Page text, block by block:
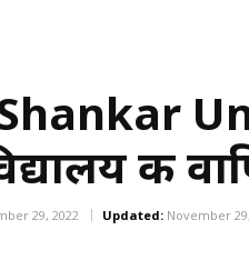
की
29, 2022 Updated: November